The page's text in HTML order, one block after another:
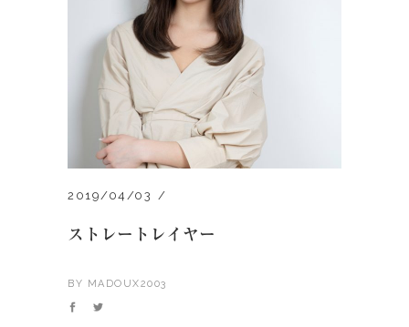
2019/04/03
ストレートレイヤー
BY MADOUX2003